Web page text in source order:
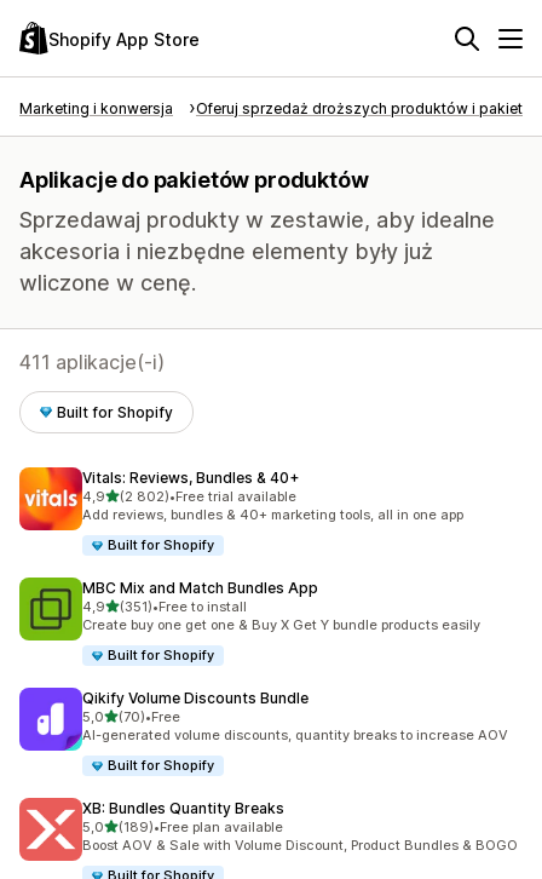
Shopify App Store
Marketing i konwersja Oferuj sprzedaż droższych produktów i
Aplikacje do pakietów produktów
Sprzedawaj produkty w zestawie, aby idealne
akcesoria i niezbędne elementy były już
wliczone w cenę.
411 aplikacje(-i)
Built for Shopify
Vitals: Reviews, Bundles & 40+
4,9na 5 gwiazdek
(2 802)
Łączna liczba recenzji: 2802
•Free trial available
Add reviews, bundles & 40+ marketing tools, all in one app
Built for Shopify
MBC Mix and Match Bundles App
4,9na 5 gwiazdek
(351)
Łączna liczba recenzji: 351
•Free to install
Create buy one get one & Buy X Get Y bundle products easily
Built for Shopify
Qikify Volume Discounts Bundle
5,0na 5 gwiazdek
(70)
Łączna liczba recenzji: 70
•Free
AI-generated volume discounts, quantity breaks to increase AOV
Built for Shopify
XB: Bundles Quantity Breaks
5,0na 5 gwiazdek
(189)
Łączna liczba recenzji: 189
•Free plan available
Boost AOV & Sale with Volume Discount, Product Bundles & BOGO